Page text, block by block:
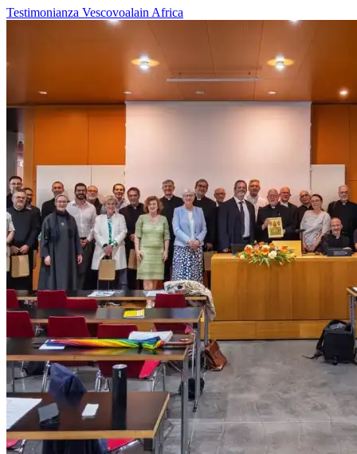
Testimonianza Vescovoalain Africa